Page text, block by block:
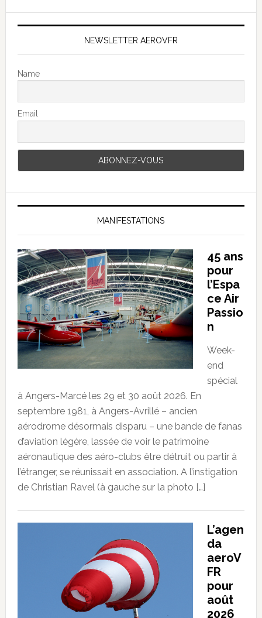
NEWSLETTER AEROVFR
Name
Email
MANIFESTATIONS
45 ans
pour
l’Espa
ce Air
Passio
n
Week-
end
spécial
à Angers-Marcé les 29 et 30 août 2026. En
septembre 1981, à Angers-Avrillé – ancien
aérodrome désormais disparu – une bande de fanas
d’aviation légère, lassée de voir le patrimoine
aéronautique des aéro-clubs être détruit ou partir à
l’étranger, se réunissait en association. A l’instigation
de Christian Ravel (à gauche sur la photo […]
L’agen
da
aeroV
FR
pour
août
2026